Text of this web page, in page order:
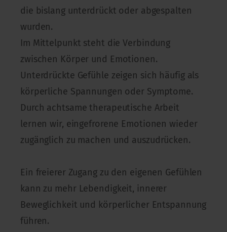
die bislang unterdrückt oder abgespalten
wurden.
Im Mittelpunkt steht die Verbindung
zwischen Körper und Emotionen.
Unterdrückte Gefühle zeigen sich häufig als
körperliche Spannungen oder Symptome.
Durch achtsame therapeutische Arbeit
lernen wir, eingefrorene Emotionen wieder
zugänglich zu machen und auszudrücken.
Ein freierer Zugang zu den eigenen Gefühlen
kann zu mehr Lebendigkeit, innerer
Beweglichkeit und körperlicher Entspannung
führen.